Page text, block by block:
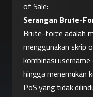
of Sale:
Serangan Brute-
Brute-force adalah
menggunakan skrip
kombinasi
hingga menemukan
PoS yang tidak